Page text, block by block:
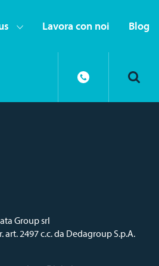
Lavora con noi Blog
Group srl
art. 2497 c.c. da Dedagroup S.p.A.